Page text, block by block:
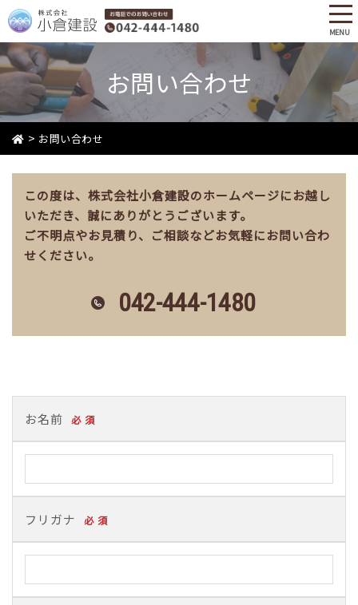
Skip
to
main
content
MENU
お問い合わせ
> お問い合わせ
この度は、株式会社小倉建設のホームページにお越し
いただき、誠にありがとうございます。
ご不明点やお見積り、ご相談などお気軽にお問い合わ
せください。
042-444-1480
お名前 必 須
フリガナ 必 須